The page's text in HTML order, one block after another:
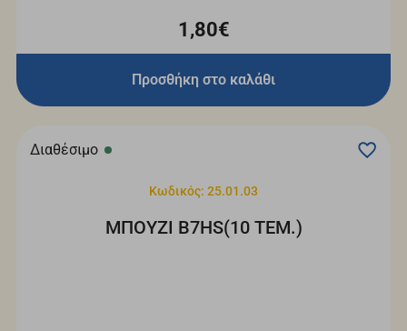
1,80€
Προσθήκη στο καλάθι
Διαθέσιμο
Κωδικός: 25.01.03
ΜΠΟΥΖΙ B7HS(10 ΤΕΜ.)